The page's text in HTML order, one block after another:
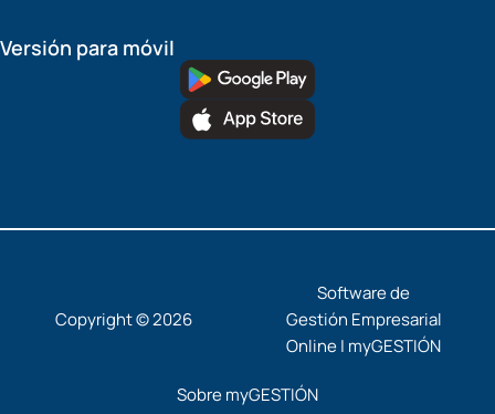
Versión para móvil
Copyright © 2026
Software de
Gestión Empresarial
Online | myGESTIÓN
Sobre myGESTIÓN